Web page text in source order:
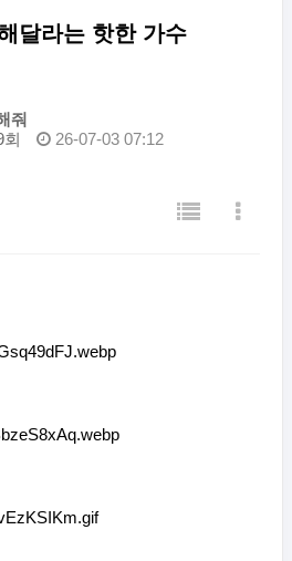
달라는 핫한 가수
줘
회 26-07-03 07:12